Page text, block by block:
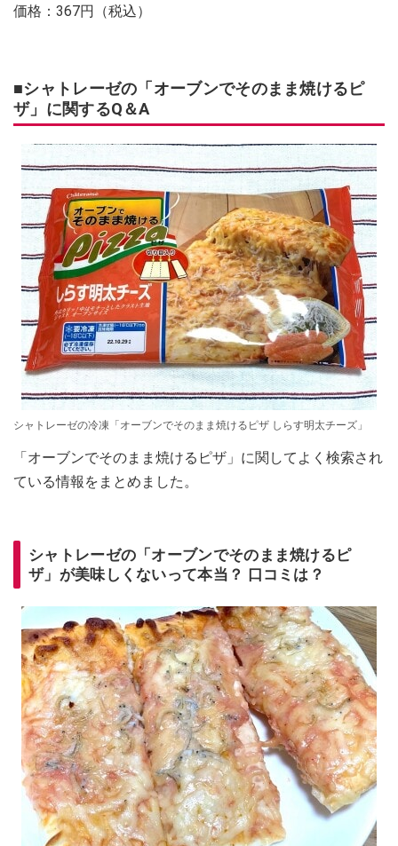
価格：367円（税込）
■シャトレーゼの「オーブンでそのまま焼けるピ
ザ」に関するQ＆A
シャトレーゼの冷凍「オーブンでそのまま焼けるピザ しらす明太チーズ」
「オーブンでそのまま焼けるピザ」に関してよく検索され
ている情報をまとめました。
シャトレーゼの「オーブンでそのまま焼けるピ
ザ」が美味しくないって本当？ 口コミは？